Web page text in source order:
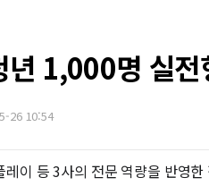
년 1,000명 실전
26 10:54
레이 등 3사의 전문 역량을 반영